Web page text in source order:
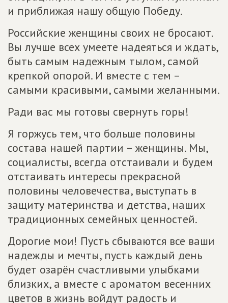
и приближая нашу общую Победу.
Российские женщины своих не бросают.
Вы лучше всех умеете надеяться и ждать,
быть самым надежным тылом, самой
крепкой опорой. И вместе с тем –
самыми красивыми, самыми желанными.
Ради вас мы готовы свернуть горы!
Я горжусь тем, что больше половины
состава нашей партии – женщины. Мы,
социалисты, всегда отстаивали и будем
отстаивать интересы прекрасной
половины человечества, выступать в
защиту материнства и детства, наших
традиционных семейных ценностей.
Дорогие мои! Пусть сбываются все ваши
надежды и мечты, пусть каждый день
будет озарён счастливыми улыбками
близких, а вместе с ароматом весенних
цветов в жизнь войдут радость и